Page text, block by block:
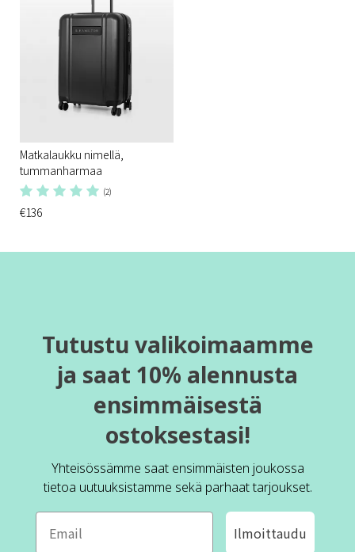
Matkalaukku nimellä,
tummanharmaa
(2)
€136
Tutustu valikoimaamme
ja saat 10% alennusta
ensimmäisestä
ostoksestasi!
Yhteisössämme saat ensimmäisten joukossa
tietoa uutuuksistamme sekä parhaat tarjoukset.
Ilmoittaudu